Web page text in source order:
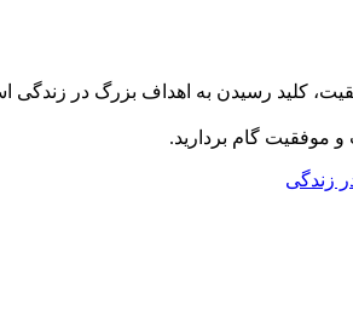
کلید رسیدن به اهداف بزرگ در زندگی
موفقیت گام بردارید.
زندگی